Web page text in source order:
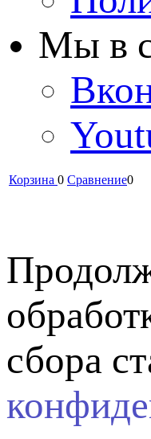
Мы в
Корзина 0 Сравнение0
сбора